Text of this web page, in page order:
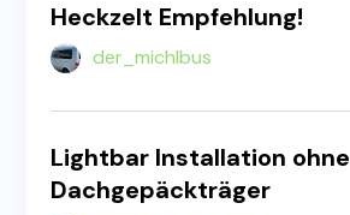
Heckzelt Empfehlung!
der_michlbus
Lightbar Installation ohne
Dachgepäckträger